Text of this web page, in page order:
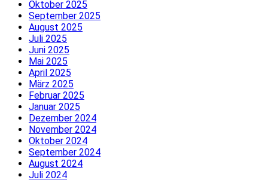
Oktober 2025
September 2025
August 2025
Juli 2025
Juni 2025
Mai 2025
April 2025
März 2025
Februar 2025
Januar 2025
Dezember 2024
November 2024
Oktober 2024
September 2024
August 2024
Juli 2024